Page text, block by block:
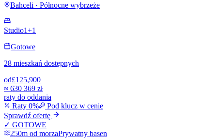
Bahceli · Północne wybrzeże
Studio1+1
Gotowe
28 mieszkań dostępnych
od£125,900
≈ 630 369 zł
raty do oddania
Raty 0%
Pod klucz w cenie
Sprawdź ofertę
✓ GOTOWE
250m od morzaPrywatny basen